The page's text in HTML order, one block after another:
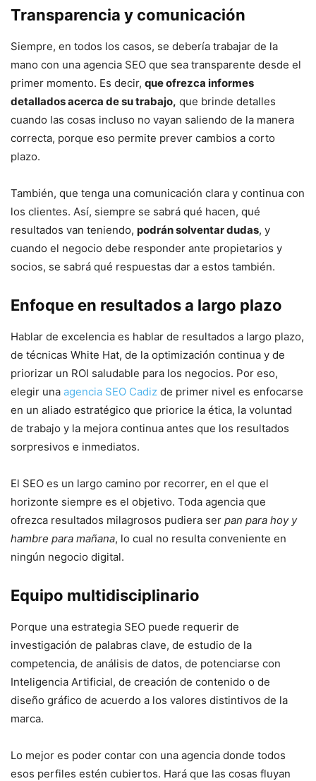
Transparencia y comunicación
Siempre, en todos los casos, se debería trabajar de la
mano con una agencia SEO que sea transparente desde el
primer momento. Es decir, que ofrezca informes
detallados acerca de su trabajo, que brinde detalles
cuando las cosas incluso no vayan saliendo de la manera
correcta, porque eso permite prever cambios a corto
plazo.
También, que tenga una comunicación clara y continua con
los clientes. Así, siempre se sabrá qué hacen, qué
resultados van teniendo, podrán solventar dudas, y
cuando el negocio debe responder ante propietarios y
socios, se sabrá qué respuestas dar a estos también.
Enfoque en resultados a largo plazo
Hablar de excelencia es hablar de resultados a largo plazo,
de técnicas White Hat, de la optimización continua y de
priorizar un ROI saludable para los negocios. Por eso,
elegir una agencia SEO Cadiz de primer nivel es enfocarse
en un aliado estratégico que priorice la ética, la voluntad
de trabajo y la mejora continua antes que los resultados
sorpresivos e inmediatos.
El SEO es un largo camino por recorrer, en el que el
horizonte siempre es el objetivo. Toda agencia que
ofrezca resultados milagrosos pudiera ser pan para hoy y
hambre para mañana, lo cual no resulta conveniente en
ningún negocio digital.
Equipo multidisciplinario
Porque una estrategia SEO puede requerir de
investigación de palabras clave, de estudio de la
competencia, de análisis de datos, de potenciarse con
Inteligencia Artificial, de creación de contenido o de
diseño gráfico de acuerdo a los valores distintivos de la
marca.
Lo mejor es poder contar con una agencia donde todos
esos perfiles estén cubiertos. Hará que las cosas fluyan